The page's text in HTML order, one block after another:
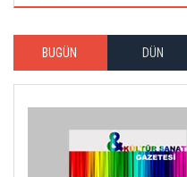
BUGÜN DÜN